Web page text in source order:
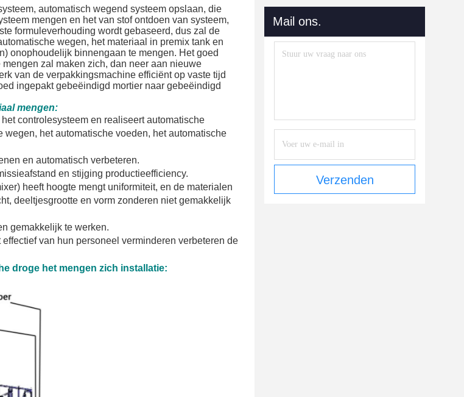
automatisch wegend systeem opslaan, die
mengen en het van stof ontdoen van systeem,
formuleverhouding wordt gebaseerd, dus zal de
wegen, het materiaal in premix tank en
onophoudelijk binnengaan te mengen. Het goed
zal maken zich, dan neer aan nieuwe
van de verpakkingsmachine efficiënt op vaste tijd
ingepakt gebeëindigd mortier naar gebeëindigd
mengen:
controlesysteem en realiseert automatische
het automatische voeden, het automatische
en automatisch verbeteren.
en stijging productieefficiency.
heeft hoogte mengt uniformiteit, en de materialen
deeltjesgrootte en vorm zonderen niet gemakkelijk
gemakkelijk te werken.
van hun personeel verminderen verbeteren de
droge het mengen zich installatie:
Mail ons.
Verzenden